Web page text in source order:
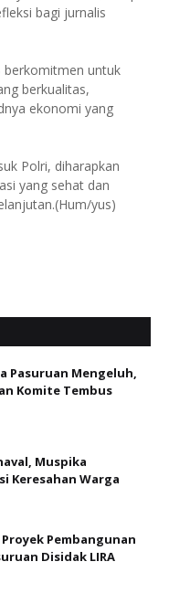
bagi jurnalis
berkomitmen untuk
berkualitas,
ekonomi yang
Polri, diharapkan
yang sehat dan
yus)
Pasuruan Mengeluh,
Komite Tembus
Muspika
Keresahan Warga
Pembangunan
Disidak LIRA